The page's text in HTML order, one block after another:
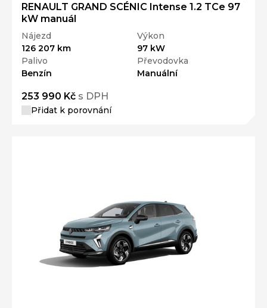
RENAULT GRAND SCÉNIC Intense 1.2 TCe 97
kW manuál
Nájezd
126 207 km
Výkon
97 kW
Palivo
Benzín
Převodovka
Manuální
253 990 Kč s DPH
Přidat k porovnání